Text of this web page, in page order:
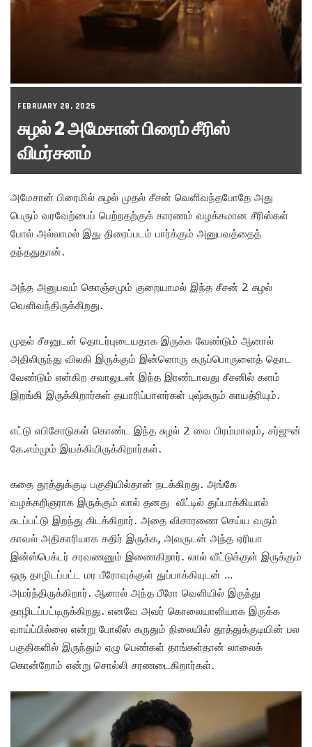
FEBRUARY 28, 2025
சுழல் 2 அமேசான் பிரைம் சீரிஸ்
விமர்சனம்
அமேசான் பிரைமில் சுழல் முதல் சீசன் வெளிவந்தபோதே அது
பெரும் வரவேற்பைப் பெற்றதற்குக் காரணம் வழக்கமான சீரிஸ்கள்
போல் அல்லாமல் இது திரைப்படம் பார்க்கும் அனுபவத்தைத்
தந்ததுதான்.
அந்த அனுபவம் கொஞ்சமும் குறையாமல் இந்த சீசன் 2 சுழல்
வெளிவந்திருக்கிறது.
முதல் சீசனுடன் தொடர்புடையதாக இருக்க வேண்டும் ஆனால்
அதிலிருந்து விலகி இருக்கும் இன்னொரு கருப்பொருளைத் தொட
வேண்டும் என்கிற சவாலுடன் இந்த இரண்டாவது சீசனில் களம்
இறங்கி இருக்கிறார்கள் தயாரிப்பாளர்கள் புஷ்கரும் காயத்ரியும்.
எட்டு எபிசோடுகள் கொண்ட இந்த சுழல் 2 வை பிரம்மாவும், சர்ஜுன்
கே.எம்மும் இயக்கியிருக்கிறார்கள்.
கதை தூத்துக்குடி பகுதியில்தான் நடக்கிறது. அங்கே
வழக்கறிஞராக இருக்கும் லால் தனது வீட்டில் துப்பாக்கியால்
சுடப்பட்டு இறந்து கிடக்கிறார். அதை விசாரணை செய்ய வரும்
காவல் அதிகாரியாக கதிர் இருக்க, அவருடன் அந்த ஏரியா
இன்ஸ்பெக்டர் சரவணனும் இணைகிறார். லால் வீட்டுக்குள் இருக்கும்
ஒரு தாழிடப்பட்ட மர பீரோவுக்குள் துப்பாக்கியுடன் …
அமர்ந்திருக்கிறார். ஆனால் அந்த பீரோ வெளியில் இருந்து
தாழிடப்பட்டிருக்கிறது. எனவே அவர் கொலையாளியாக இருக்க
வாய்ப்பில்லை என்று போலீஸ் கருதும் நிலையில் தூத்துக்குடியின் பல
பகுதிகளில் இருந்தும் ஏழு பெண்கள் தாங்கள்தான் லாலைக்
கொன்றோம் என்று சொல்லி சரணடைகிறார்கள்.